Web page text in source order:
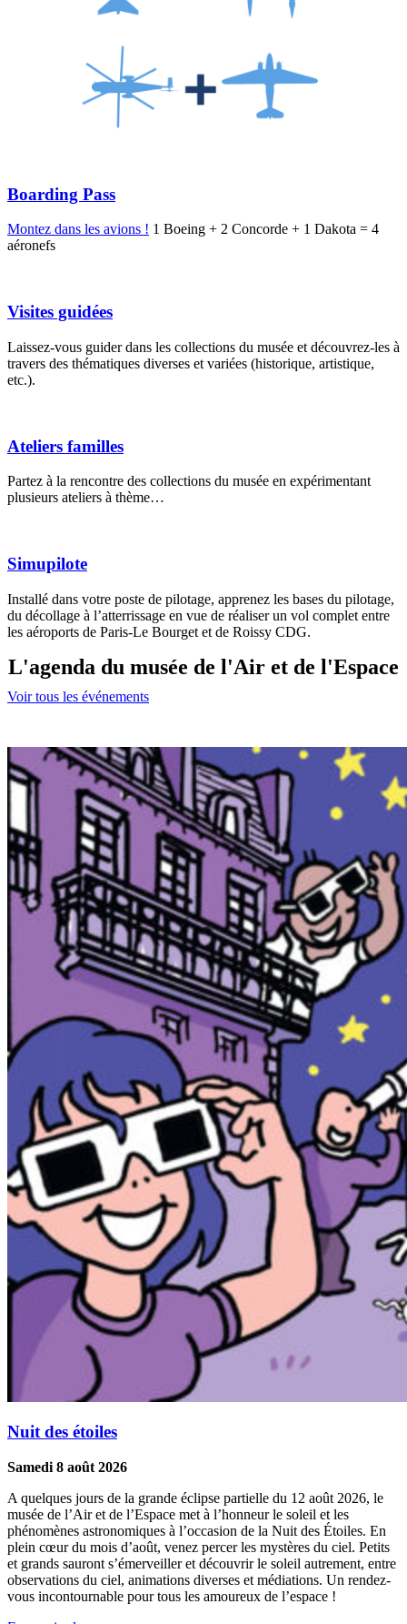
Boarding Pass
Montez dans les avions ! 1 Boeing + 2 Concorde + 1 Dakota = 4
aéronefs
Visites guidées
Laissez-vous guider dans les collections du musée et découvrez-les à
travers des thématiques diverses et variées (historique, artistique,
etc.).
Ateliers familles
Partez à la rencontre des collections du musée en expérimentant
plusieurs ateliers à thème…
Simupilote
Installé dans votre poste de pilotage, apprenez les bases du pilotage,
du décollage à l’atterrissage en vue de réaliser un vol complet entre
les aéroports de Paris-Le Bourget et de Roissy CDG.
L'agenda du musée de l'Air et de l'Espace
Voir tous les événements
Nuit des étoiles
Samedi 8 août 2026
A quelques jours de la grande éclipse partielle du 12 août 2026, le
musée de l’Air et de l’Espace met à l’honneur le soleil et les
phénomènes astronomiques à l’occasion de la Nuit des Étoiles. En
plein cœur du mois d’août, venez percer les mystères du ciel. Petits
et grands sauront s’émerveiller et découvrir le soleil autrement, entre
observations du ciel, animations diverses et médiations. Un rendez-
vous incontournable pour tous les amoureux de l’espace !